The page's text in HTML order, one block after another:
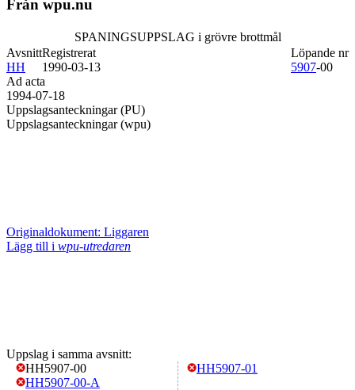
Från wpu.nu
SPANINGSUPPSLAG i grövre brottmål
Avsnitt
HH
Löpande nr
5907-00
Registrerat
1990-03-13
Ad acta
1994-07-18
Uppslagsanteckningar (PU)
Uppslagsanteckningar (wpu)
Originaldokument: Liggaren
Lägg till i wpu-utredaren
Uppslag i samma avsnitt:
HH5907-00
HH5907-00-A
HH5907-01